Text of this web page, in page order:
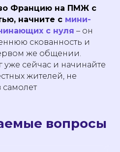
Францию на ПМЖ с
начните с мини-
с нуля – он
скованность и
же общении.
сейчас и начинайте
жителей, не
вопросы
с Alternance
данных
абонентского
услуг
и